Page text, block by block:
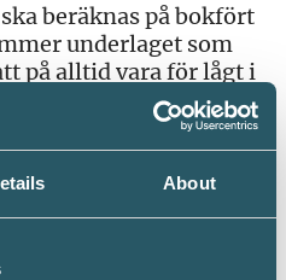
About
beräknas på bokfört
underlaget som
på alltid vara för lågt i
(och därmed
i värde.
att punkt 16.7 är en